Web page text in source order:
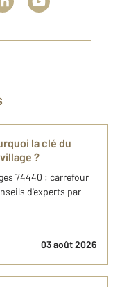
la clé du
?
74440 : carrefour
d'experts par
03 août 2026